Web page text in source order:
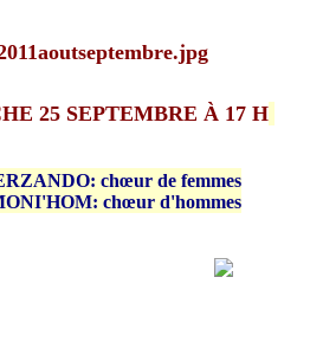
25 SEPTEMBRE À 17 H
chœur de femmes
chœur d'hommes